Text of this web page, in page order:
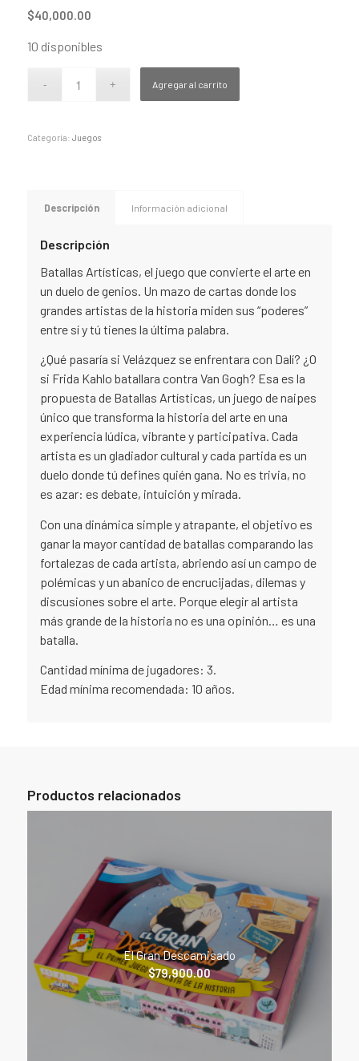
$40,000.00
10 disponibles
Agregar al carrito
Categoría: Juegos
Descripción Información adicional
Descripción
Batallas Artísticas, el juego que convierte el arte en
un duelo de genios. Un mazo de cartas donde los
grandes artistas de la historia miden sus “poderes”
entre sí y tú tienes la última palabra.
¿Qué pasaría si Velázquez se enfrentara con Dalí? ¿O
si Frida Kahlo batallara contra Van Gogh? Esa es la
propuesta de Batallas Artísticas, un juego de naipes
único que transforma la historia del arte en una
experiencia lúdica, vibrante y participativa. Cada
artista es un gladiador cultural y cada partida es un
duelo donde tú defines quién gana. No es trivia, no
es azar: es debate, intuición y mirada.
Con una dinámica simple y atrapante, el objetivo es
ganar la mayor cantidad de batallas comparando las
fortalezas de cada artista, abriendo así un campo de
polémicas y un abanico de encrucijadas, dilemas y
discusiones sobre el arte. Porque elegir al artista
más grande de la historia no es una opinión… es una
batalla.
Cantidad mínima de jugadores: 3.
Edad mínima recomendada: 10 años.
Productos relacionados
El Gran Descamisado
$79,900.00